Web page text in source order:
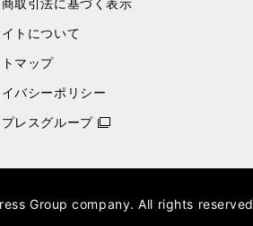
取引法に基づく表示
トについて
マップ
バシーポリシー
レスグループ
Group company. All rights reserved